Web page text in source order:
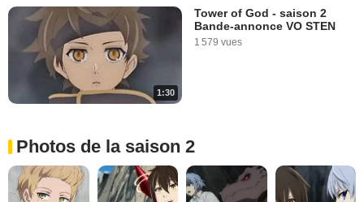
1:30
Tower of God - saison 2
Bande-annonce VO STEN
1 579 vues
Photos de la saison 2